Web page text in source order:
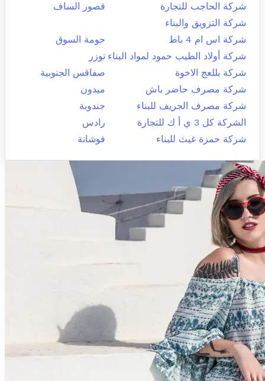
شركة الحاجب للتجارة
قصور الساف
شركة التزويق والبناء
شركة اس ام 4 باط
حومة السوق
شركة أولاد الطيب حمود لمواد البناء توزر
شركة بللعج الاخوة
صفاقس الجنوبية
شركة مصرف حاضر باش
ميدون
شركة مصرف الجريف للبناء
جندوبة
الشركة كل 3 ي أ ك للتجارة
رادس
شركة حمزة غيث للبناء
فوشانة